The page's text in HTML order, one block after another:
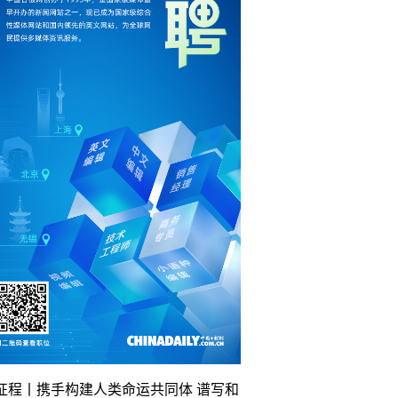
程丨携手构建人类命运共同体 谱写和